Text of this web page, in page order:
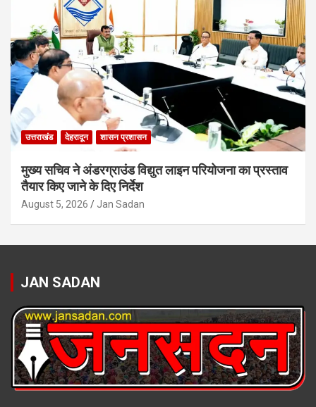
उत्तराखंड देहरादून शासन प्रशासन
मुख्य सचिव ने अंडरग्राउंड विद्युत लाइन परियोजना का प्रस्ताव
तैयार किए जाने के दिए निर्देश
August 5, 2026 Jan Sadan
JAN SADAN